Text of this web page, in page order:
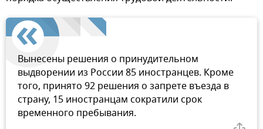
Вынесены решения о принудительном
выдворении из России 85 иностранцев. Кроме
того, принято 92 решения о запрете въезда в
страну, 15 иностранцам сократили срок
временного пребывания.